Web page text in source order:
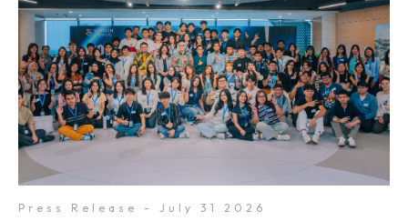
Press Release - July 31 2026